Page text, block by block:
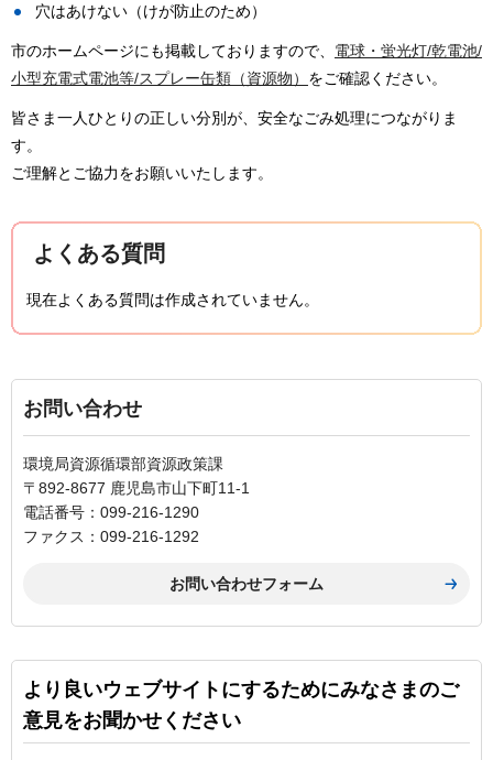
穴はあけない（けが防止のため）
市のホームページにも掲載しておりますので、 電球・蛍光灯/乾電池/
小型充電式電池等/スプレー缶類（資源物） をご確認ください。
皆さま一人ひとりの正しい分別が、安全なごみ処理につながりま
す。
ご理解とご協力をお願いいたします。
よくある質問
現在よくある質問は作成されていません。
お問い合わせ
環境局資源循環部資源政策課
〒892-8677 鹿児島市山下町11-1
電話番号：099-216-1290
ファクス：099-216-1292
より良いウェブサイトにするためにみなさまのご
意見をお聞かせください